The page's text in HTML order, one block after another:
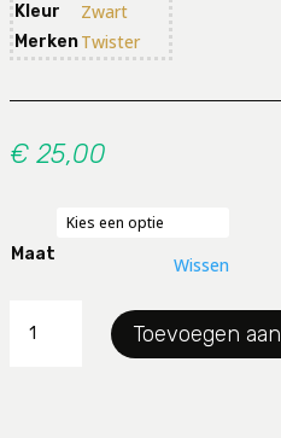
Kleur Zwart
MerkenTwister
€ 25,00
Maat Wissen
Twister
Toevoegen